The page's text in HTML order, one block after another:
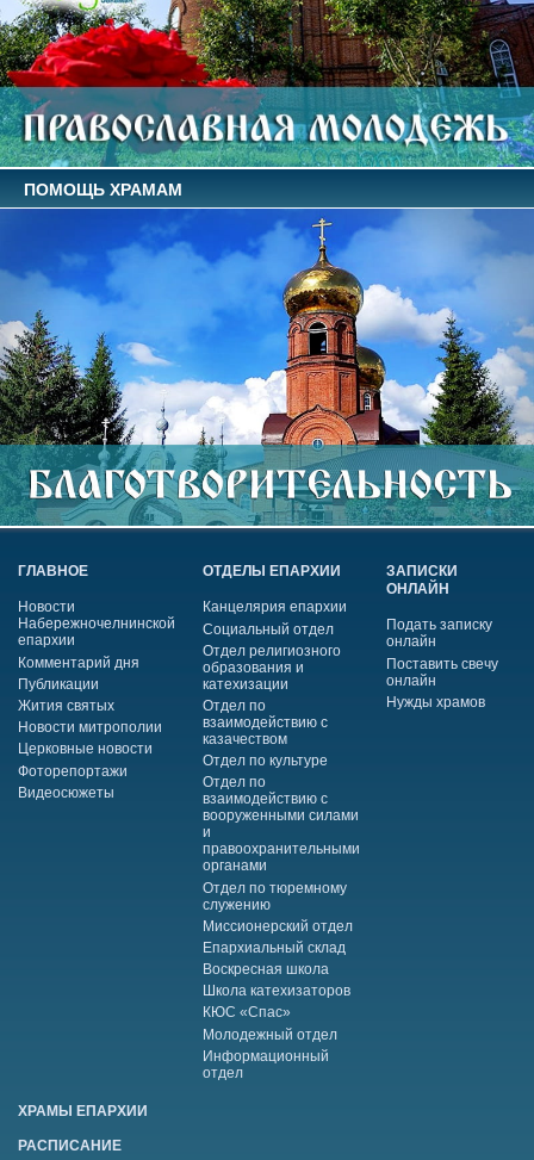
ПОМОЩЬ ХРАМАМ
ГЛАВНОЕ
Новости
Набережночелнинской
епархии
Комментарий дня
Публикации
Жития святых
Новости митрополии
Церковные новости
Фоторепортажи
Видеосюжеты
ОТДЕЛЫ ЕПАРХИИ
Канцелярия епархии
Социальный отдел
Отдел религиозного
образования и
катехизации
Отдел по
взаимодействию с
казачеством
Отдел по культуре
Отдел по
взаимодействию с
вооруженными силами
и
правоохранительными
органами
Отдел по тюремному
служению
Миссионерский отдел
Епархиальный склад
Воскресная школа
Школа катехизаторов
КЮС «Спас»
Молодежный отдел
Информационный
отдел
ЗАПИСКИ
ОНЛАЙН
Подать записку
онлайн
Поставить свечу
онлайн
Нужды храмов
ХРАМЫ ЕПАРХИИ
РАСПИСАНИЕ